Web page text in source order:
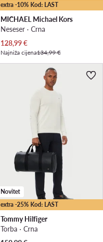
extra -10% Kod: LAST
MICHAEL Michael Kors
Neseser · Crna
Trenutna cijena
128,99€
Najniža cijena134,99 €
extra -25% Kod: LAST
Novitet
Tommy Hilfiger
Torba · Crna